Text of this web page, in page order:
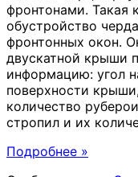
фронтонами. Такая
обустройство
фронтонных окон.
двускатной крыши
информацию: угол
поверхности
количество
стропил и их
Подробнее »